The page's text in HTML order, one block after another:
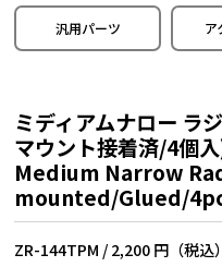
汎用パーツ ア
ミディアムナロー ラ
マウント接着済/4個
Medium Narrow
mounted/Glued/
ZR-144TPM / 2,200 円（税込）